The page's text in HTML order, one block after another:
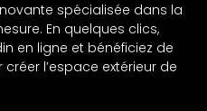
spécialisée dans la
En quelques clics,
en ligne et bénéficiez de
l’espace extérieur de